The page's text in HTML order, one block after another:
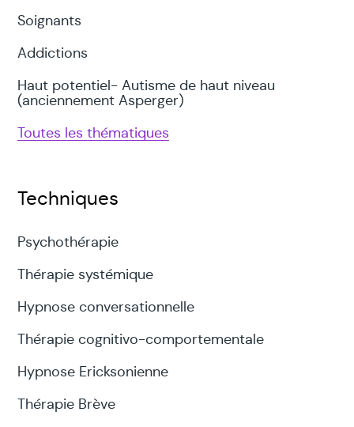
Soignants
Addictions
Haut potentiel- Autisme de haut niveau
(anciennement Asperger)
Toutes les thématiques
Techniques
Psychothérapie
Thérapie systémique
Hypnose conversationnelle
Thérapie cognitivo-comportementale
Hypnose Ericksonienne
Thérapie Brève